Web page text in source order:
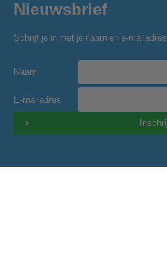
Nieuwsbrief
Schrijf je in met je naam en e-mailadres.
Naam
E-mailadres